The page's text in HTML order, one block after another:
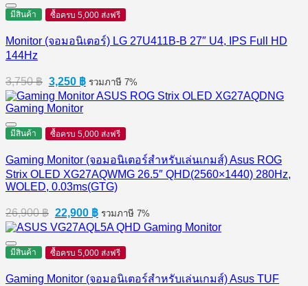
มีสินค้า ซื้อครบ 5,000 ส่งฟรี
Monitor (จอมอนิเตอร์) LG 27U411B-B 27″ U4, IPS Full HD
144Hz
3,750฿ Original
price
was:
3,250 ฿Current
price
is:
รวมภาษี 7%
มีสินค้า ซื้อครบ 5,000 ส่งฟรี
Gaming Monitor (จอมอนิเตอร์สำหรับเล่นเกมส์) Asus ROG
Strix OLED XG27AQWMG 26.5″ QHD(2560×1440) 280Hz,
WOLED, 0.03ms(GTG)
26,900฿ Original
price
was:
26,900 ฿.
22,900 ฿Current
price
is:
22,900 ฿.
รวมภาษี 7%
มีสินค้า ซื้อครบ 5,000 ส่งฟรี
Gaming Monitor (จอมอนิเตอร์สำหรับเล่นเกมส์) Asus TUF